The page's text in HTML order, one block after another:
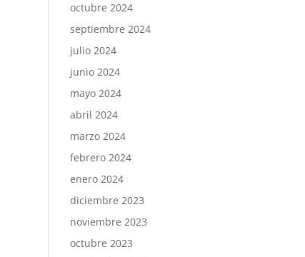
octubre 2024
septiembre 2024
julio 2024
junio 2024
mayo 2024
abril 2024
marzo 2024
febrero 2024
enero 2024
diciembre 2023
noviembre 2023
octubre 2023